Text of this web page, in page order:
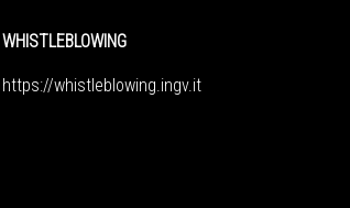
WHISTLEBLOWING
https://whistleblowing.ingv. it